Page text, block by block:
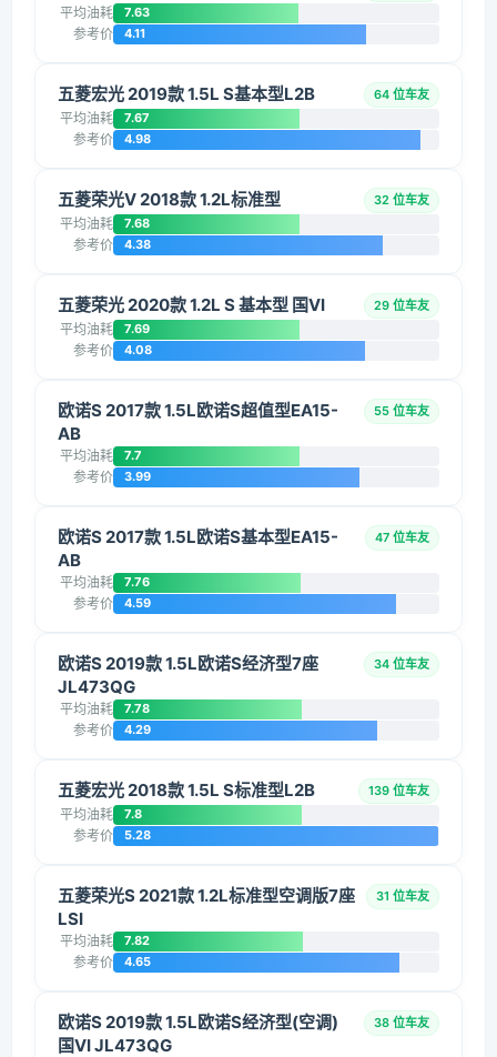
平均油耗 7.63
参考价 4.11
五菱宏光 2019款 1.5L S基本型L2B 64 位车友
平均油耗 7.67
参考价 4.98
五菱荣光V 2018款 1.2L标准型 32 位车友
平均油耗 7.68
参考价 4.38
五菱荣光 2020款 1.2L S 基本型 国VI 29 位车友
平均油耗 7.69
参考价 4.08
欧诺S 2017款 1.5L欧诺S超值型EA15-
AB
55 位车友
平均油耗 7.7
参考价 3.99
欧诺S 2017款 1.5L欧诺S基本型EA15-
AB
47 位车友
平均油耗 7.76
参考价 4.59
欧诺S 2019款 1.5L欧诺S经济型7座
JL473QG
34 位车友
平均油耗 7.78
参考价 4.29
五菱宏光 2018款 1.5L S标准型L2B 139 位车友
平均油耗 7.8
参考价 5.28
五菱荣光S 2021款 1.2L标准型空调版7座
LSI
31 位车友
平均油耗 7.82
参考价 4.65
欧诺S 2019款 1.5L欧诺S经济型(空调)
国VI JL473QG
38 位车友